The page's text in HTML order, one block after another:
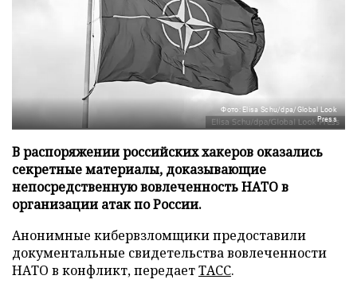
Фото: Elisa Schu/dpa/Global Look
Press
В распоряжении российских хакеров оказались
секретные материалы, доказывающие
непосредственную вовлеченность НАТО в
организации атак по России.
Анонимные кибервзломщики предоставили
документальные свидетельства вовлеченности
НАТО в конфликт, передаетТАСС.